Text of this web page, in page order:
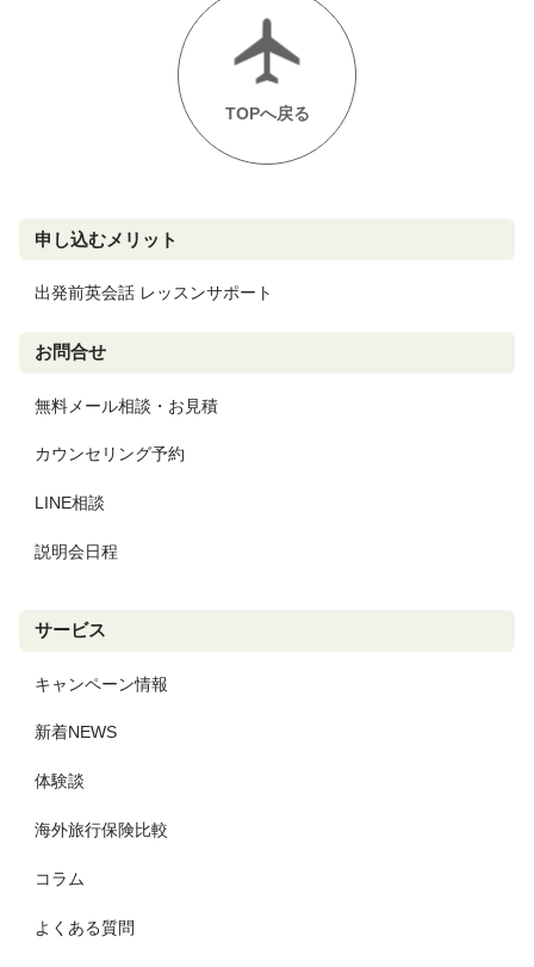
TOPへ戻る
申し込むメリット
出発前英会話 レッスンサポート
お問合せ
無料メール相談・お見積
カウンセリング予約
LINE相談
説明会日程
サービス
キャンペーン情報
新着NEWS
体験談
海外旅行保険比較
コラム
よくある質問